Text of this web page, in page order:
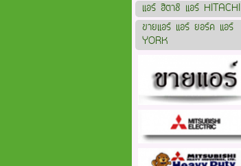
แอร์ ฮิตาชิ แอร์ HITACHI
ขายแอร์ แอร์ ยอร์ค แอร์
YORK